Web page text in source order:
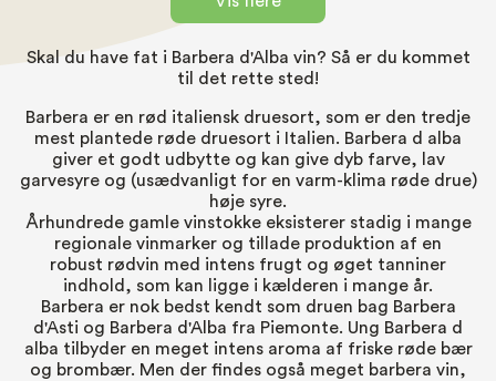
Skal du have fat i Barbera d'Alba vin? Så er du kommet
til det rette sted!
Barbera er en rød italiensk druesort, som er den tredje
mest plantede røde druesort i Italien. Barbera d alba
giver et godt udbytte og kan give dyb farve, lav
garvesyre og (usædvanligt for en varm-klima røde drue)
høje syre.
Århundrede gamle vinstokke eksisterer stadig i mange
regionale vinmarker og tillade produktion af en
robust rødvin med intens frugt og øget tanniner
indhold, som kan ligge i kælderen i mange år.
Barbera er nok bedst kendt som druen bag Barbera
d'Asti og Barbera d'Alba fra Piemonte. Ung Barbera d
alba tilbyder en meget intens aroma af friske røde bær
og brombær. Men der findes også meget barbera vin,